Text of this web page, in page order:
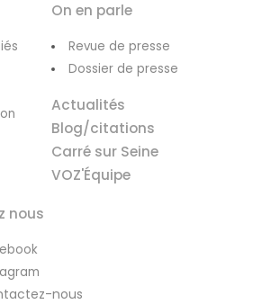
On en parle
Revue de presse
Dossier de presse
Actualités
Blog/citations
Carré sur Seine
VOZ'Équipe
nous
nous